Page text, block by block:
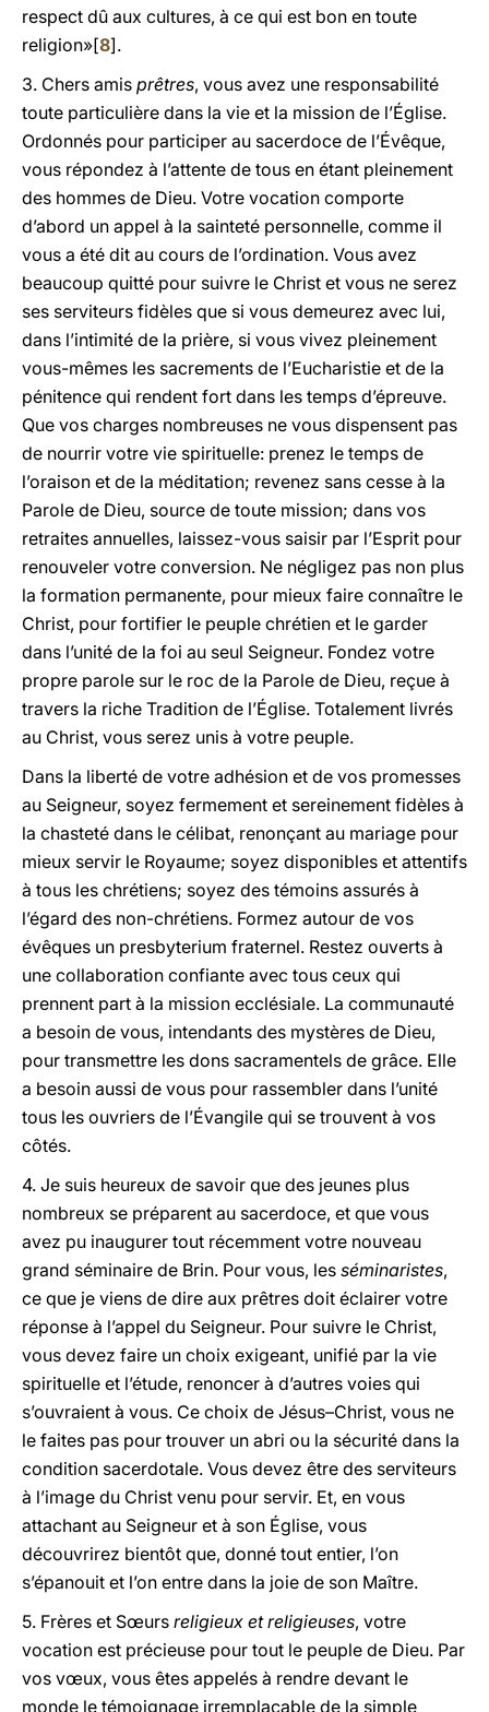
respect dû aux cultures, à ce qui est bon en toute
religion»[8].
3. Chers amis prêtres, vous avez une responsabilité
toute particulière dans la vie et la mission de l’Église.
Ordonnés pour participer au sacerdoce de l’Évêque,
vous répondez à l’attente de tous en étant pleinement
des hommes de Dieu. Votre vocation comporte
d’abord un appel à la sainteté personnelle, comme il
vous a été dit au cours de l’ordination. Vous avez
beaucoup quitté pour suivre le Christ et vous ne serez
ses serviteurs fidèles que si vous demeurez avec lui,
dans l’intimité de la prière, si vous vivez pleinement
vous-mêmes les sacrements de l’Eucharistie et de la
pénitence qui rendent fort dans les temps d’épreuve.
Que vos charges nombreuses ne vous dispensent pas
de nourrir votre vie spirituelle: prenez le temps de
l’oraison et de la méditation; revenez sans cesse à la
Parole de Dieu, source de toute mission; dans vos
retraites annuelles, laissez-vous saisir par l’Esprit pour
renouveler votre conversion. Ne négligez pas non plus
la formation permanente, pour mieux faire connaître le
Christ, pour fortifier le peuple chrétien et le garder
dans l’unité de la foi au seul Seigneur. Fondez votre
propre parole sur le roc de la Parole de Dieu, reçue à
travers la riche Tradition de l’Église. Totalement livrés
au Christ, vous serez unis à votre peuple.
Dans la liberté de votre adhésion et de vos promesses
au Seigneur, soyez fermement et sereinement fidèles à
la chasteté dans le célibat, renonçant au mariage pour
mieux servir le Royaume; soyez disponibles et attentifs
à tous les chrétiens; soyez des témoins assurés à
l’égard des non-chrétiens. Formez autour de vos
évêques un presbyterium fraternel. Restez ouverts à
une collaboration confiante avec tous ceux qui
prennent part à la mission ecclésiale. La communauté
a besoin de vous, intendants des mystères de Dieu,
pour transmettre les dons sacramentels de grâce. Elle
a besoin aussi de vous pour rassembler dans l’unité
tous les ouvriers de l’Évangile qui se trouvent à vos
côtés.
4. Je suis heureux de savoir que des jeunes plus
nombreux se préparent au sacerdoce, et que vous
avez pu inaugurer tout récemment votre nouveau
grand séminaire de Brin. Pour vous, les séminaristes,
ce que je viens de dire aux prêtres doit éclairer votre
réponse à l’appel du Seigneur. Pour suivre le Christ,
vous devez faire un choix exigeant, unifié par la vie
spirituelle et l’étude, renoncer à d’autres voies qui
s’ouvraient à vous. Ce choix de Jésus–Christ, vous ne
le faites pas pour trouver un abri ou la sécurité dans la
condition sacerdotale. Vous devez être des serviteurs
à l’image du Christ venu pour servir. Et, en vous
attachant au Seigneur et à son Église, vous
découvrirez bientôt que, donné tout entier, l’on
s’épanouit et l’on entre dans la joie de son Maître.
5. Frères et Sœurs religieux et religieuses, votre
vocation est précieuse pour tout le peuple de Dieu. Par
vos vœux, vous êtes appelés à rendre devant le
monde le témoignage irremplaçable de la simple